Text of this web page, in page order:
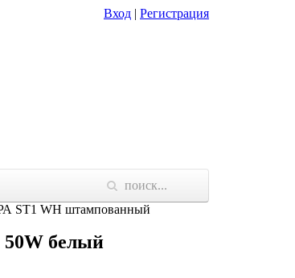
Вход | Регистрация
ST1 WH штампованный
белый